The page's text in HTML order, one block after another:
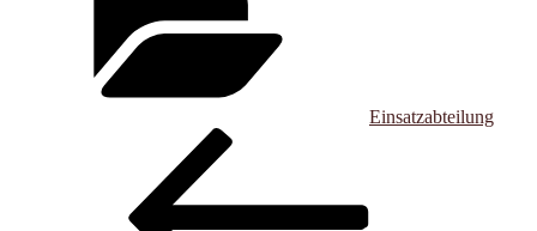
Einsatzabteilung
Beitragsnavigation